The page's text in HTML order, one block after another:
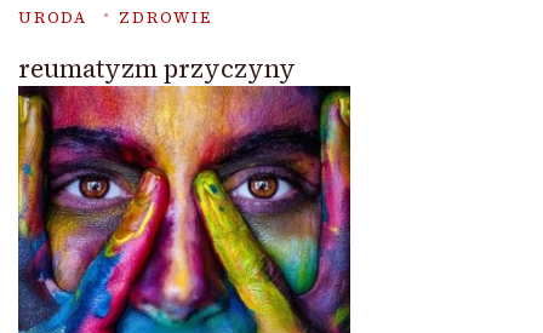
URODA ZDROWIE
reumatyzm przyczyny